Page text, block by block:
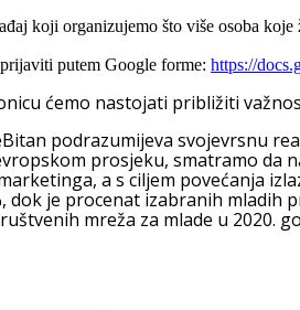
koji organizujemo što više osoba
putem Google forme: https://
ćemo nastojati približiti
podrazumijeva svojevrsnu
prosjeku, smatramo da
a s ciljem povećanja
dok je procenat izabranih mladih
mreža za mlade u 2020.